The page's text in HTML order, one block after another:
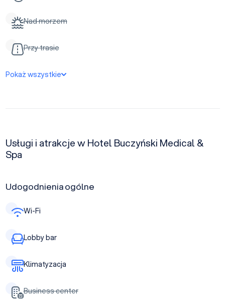
Nad morzem
Przy trasie
Pokaż wszystkie
Usługi i atrakcje w Hotel Buczyński Medical &
Spa
Udogodnienia ogólne
Wi-Fi
Lobby bar
Klimatyzacja
Business center